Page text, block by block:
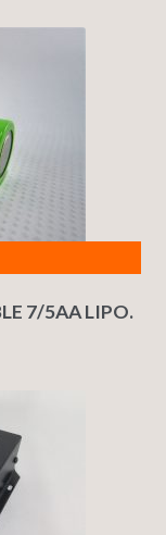
7/5AA LIPO.